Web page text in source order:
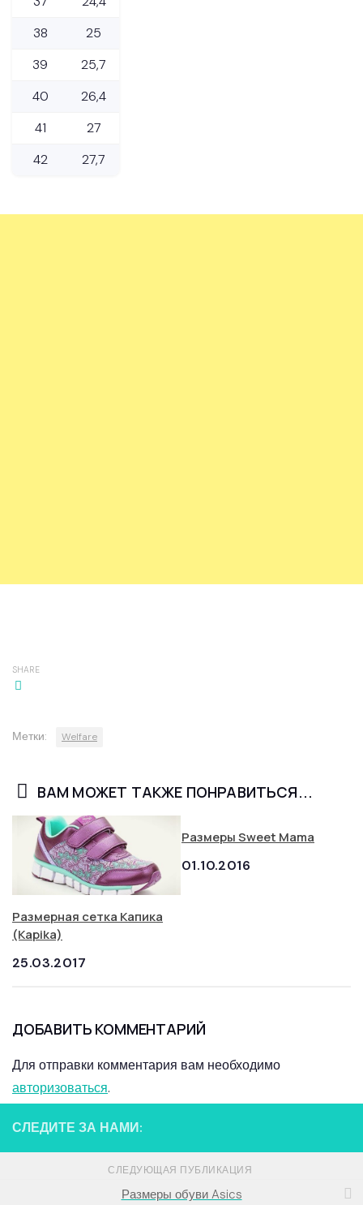
38
25
39
25,7
40
26,4
41
27
42
27,7
SHARE
Метки: Welfare
ВАМ МОЖЕТ ТАКЖЕ ПОНРАВИТЬСЯ...
Размерная сетка Капика
(Kapika)
25.03.2017
Размеры Sweet Mama
01.10.2016
ДОБАВИТЬ КОММЕНТАРИЙ
Для отправки комментария вам необходимо
авторизоваться.
СЛЕДИТЕ ЗА НАМИ:
СЛЕДУЮЩАЯ ПУБЛИКАЦИЯ
Размеры обуви Asics